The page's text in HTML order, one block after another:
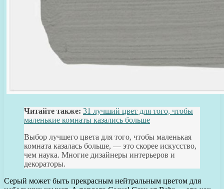
Читайте также: 31 лучший цвет для того, чтобы
маленькие комнаты казались больше
Выбор лучшего цвета для того, чтобы маленькая
комната казалась больше, — это скорее искусство,
чем наука. Многие дизайнеры интерьеров и
декораторы.
Серый может быть прекрасным нейтральным цветом для